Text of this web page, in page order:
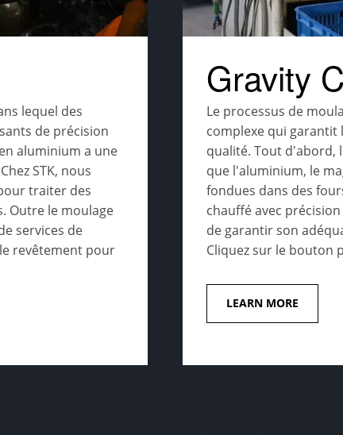
lequel des
de précision
aluminium a une
STK, nous
traiter des
Outre le moulage
services de
revêtement pour
Gravity
Le processus de
complexe qui garantit
qualité. Tout d'abord,
que l'aluminium, le
fondues dans des
chauffé avec
de garantir son
Cliquez sur le bouton
LEARN MORE